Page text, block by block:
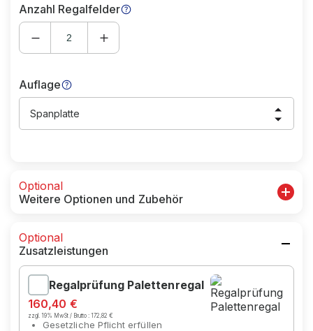
Anzahl Regalfelder
Auflage
Spanplatte
Optional
Weitere Optionen und Zubehör
Optional
Zusatzleistungen
Regalprüfung Palettenregal
160,40 €
zzgl. 19% MwSt / Brutto :172,82 €
Gesetzliche Pflicht erfüllen